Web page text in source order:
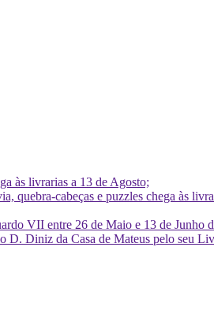
às livrarias a 13 de Agosto;
quebra-cabeças e puzzles chega às
VII entre 26 de Maio e 13 de Junho
D. Diniz da Casa de Mateus pelo seu